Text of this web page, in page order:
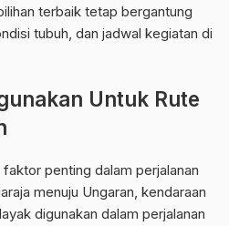
terbaik tetap bergantung
tubuh, dan jadwal kegiatan di
Untuk Rute
penting dalam perjalanan
menuju Ungaran, kendaraan
digunakan dalam perjalanan